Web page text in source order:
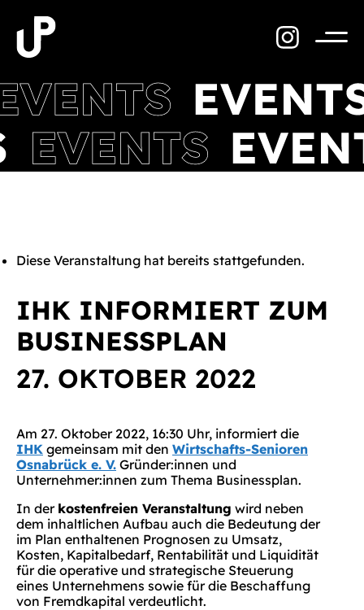
Inhalt
springen
Diese Veranstaltung hat bereits stattgefunden.
IHK INFORMIERT ZUM
BUSINESSPLAN
27. OKTOBER 2022
Am 27. Oktober 2022, 16:30 Uhr, informiert die
IHK gemeinsam mit den Wirtschafts-Senioren
Osnabrück e. V. Gründer:innen und
Unternehmer:innen zum Thema Businessplan.
In der kostenfreien Veranstaltung wird neben
dem inhaltlichen Aufbau auch die Bedeutung der
im Plan enthaltenen Prognosen zu Umsatz,
Kosten, Kapitalbedarf, Rentabilität und Liquidität
für die operative und strategische Steuerung
eines Unternehmens sowie für die Beschaffung
von Fremdkapital verdeutlicht.